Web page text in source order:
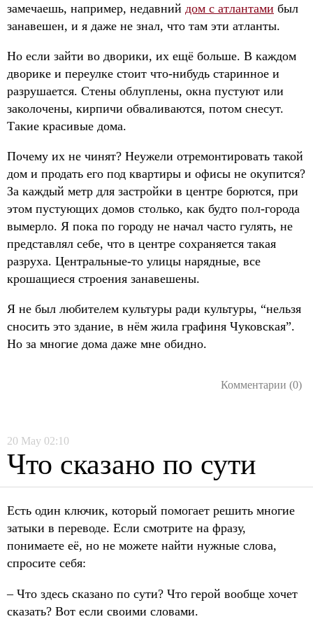
замечаешь, например, недавний дом с атлантами был
занавешен, и я даже не знал, что там эти атланты.
Но если зайти во дворики, их ещё больше. В каждом
дворике и переулке стоит что-нибудь старинное и
разрушается. Стены облуплены, окна пустуют или
заколочены, кирпичи обваливаются, потом снесут.
Такие красивые дома.
Почему их не чинят? Неужели отремонтировать такой
дом и продать его под квартиры и офисы не окупится?
За каждый метр для застройки в центре борются, при
этом пустующих домов столько, как будто пол-города
вымерло. Я пока по городу не начал часто гулять, не
представлял себе, что в центре сохраняется такая
разруха. Центральные-то улицы нарядные, все
крошащиеся строения занавешены.
Я не был любителем культуры ради культуры, “нельзя
сносить это здание, в нём жила графиня Чуковская”.
Но за многие дома даже мне обидно.
Комментарии (0)
20 May 02:10
Что сказано по сути
Есть один ключик, который помогает решить многие
затыки в переводе. Если смотрите на фразу,
понимаете её, но не можете найти нужные слова,
спросите себя:
– Что здесь сказано по сути? Что герой вообще хочет
сказать? Вот если своими словами.